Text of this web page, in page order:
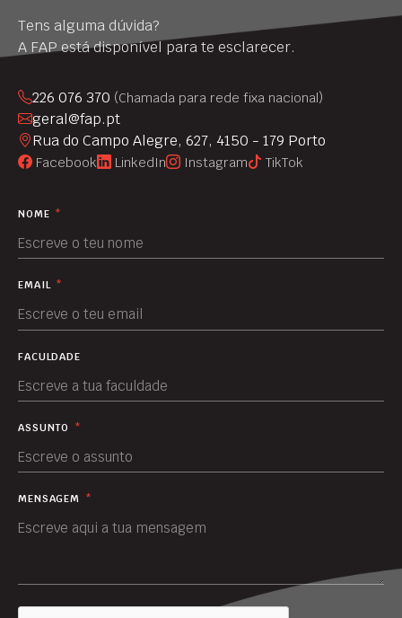
Tens alguma dúvida?
A FAP está disponível para te esclarecer.
226 076 370 (Chamada para rede fixa nacional)
geral@fap.pt
Rua do Campo Alegre, 627, 4150 - 179 Porto
Facebook LinkedIn Instagram TikTok
NOME *
EMAIL *
FACULDADE
ASSUNTO *
MENSAGEM *